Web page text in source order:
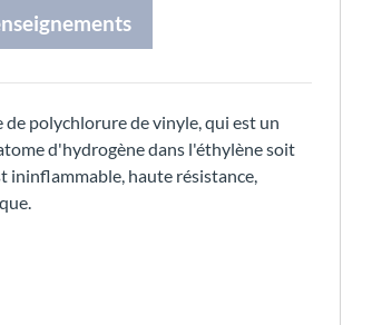
polychlorure de vinyle, qui est un
d'hydrogène dans l'éthylène soit
ininflammable, haute résistance,